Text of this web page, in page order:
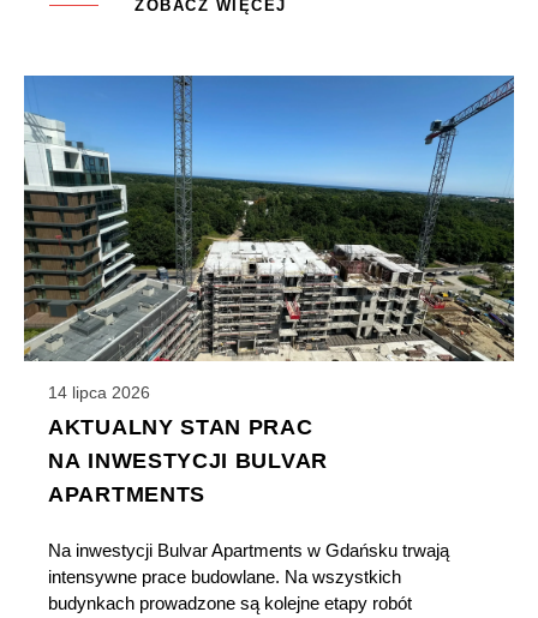
ZOBACZ WIĘCEJ
14 lipca 2026
AKTUALNY STAN PRAC
NA INWESTYCJI BULVAR
APARTMENTS
Na inwestycji Bulvar Apartments w Gdańsku trwają
intensywne prace budowlane. Na wszystkich
budynkach prowadzone są kolejne etapy robót